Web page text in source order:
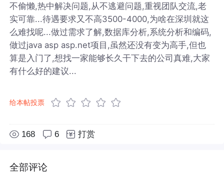
不偷懒,热中解决问题,从不逃避问题,重视团队交流,老
实可靠...待遇要求又不高3500-4000,为啥在深圳就这
么难找呢...做过需求了解,数据库分析,系统分析和编码,
做过java asp asp.net项目,虽然还没有变为高手,但也
算是入门了,想找一家能够长久干下去的公司真难,大家
有什么好的建议...
给本帖投票
168 6 打赏
全部评论